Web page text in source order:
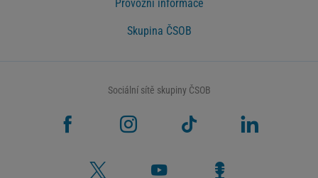
Provozní informace
Skupina ČSOB
Sociální sítě skupiny ČSOB